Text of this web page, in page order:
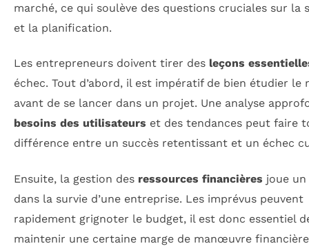
marché, ce qui soulève des questions cruciales sur la
et la planification.
Les entrepreneurs doivent tirer des leçons
échec. Tout d’abord, il est impératif de bien étudier le
avant de se lancer dans un projet. Une analyse
besoins des utilisateurs et des tendances peut faire
différence entre un succès retentissant et un échec
Ensuite, la gestion des ressources financières joue
dans la survie d’une entreprise. Les imprévus peuvent
rapidement grignoter le budget, il est donc essentiel
maintenir une certaine marge de manœuvre